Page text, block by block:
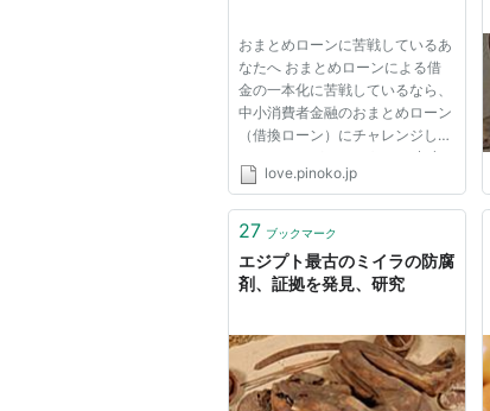
おまとめローンに苦戦しているあ
なたへ おまとめローンによる借
金の一本化に苦戦しているなら、
中小消費者金融のおまとめローン
（借換ローン）にチャレンジして
みてはいかがでしょうか？ 中小
消費者金融のおまとめローンな
れるからです。 そこで、今回は
おまとめローンを借りられる中小
消...
love.pinoko.jp
27 ブックマーク
エジプト最古のミイラの防腐
剤、証拠を発見、研究